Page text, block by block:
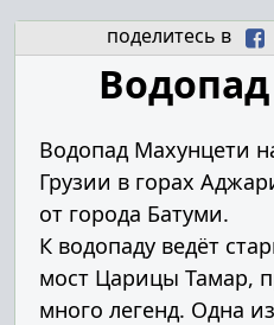
поделитесь в
Водопад Махунцети
Грузии в горах
от города Батуми.
К водопаду ведёт
мост Царицы Тамар,
много легенд. Одна